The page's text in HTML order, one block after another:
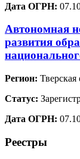
Дата ОГРН:
Автономная
развития
Регион: Тверская
Статус:
Дата ОГРН:
Реестры